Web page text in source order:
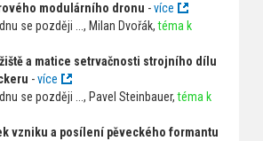
modulárního dronu -více
se později ..., Milan Dvořák,téma k
a matice setrvačnosti strojního dílu
-více
se později ..., Pavel Steinbauer,téma k
vzniku a posílení pěveckého formantu